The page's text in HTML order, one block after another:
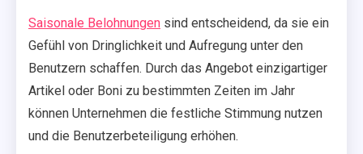
Saisonale Belohnungen sind entscheidend, da sie ein
Gefühl von Dringlichkeit und Aufregung unter den
Benutzern schaffen. Durch das Angebot einzigartiger
Artikel oder Boni zu bestimmten Zeiten im Jahr
können Unternehmen die festliche Stimmung nutzen
und die Benutzerbeteiligung erhöhen.